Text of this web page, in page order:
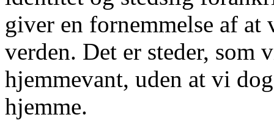
giver en fornemmelse af
verden. Det er steder, som
hjemmevant, uden at vi
hjemme.